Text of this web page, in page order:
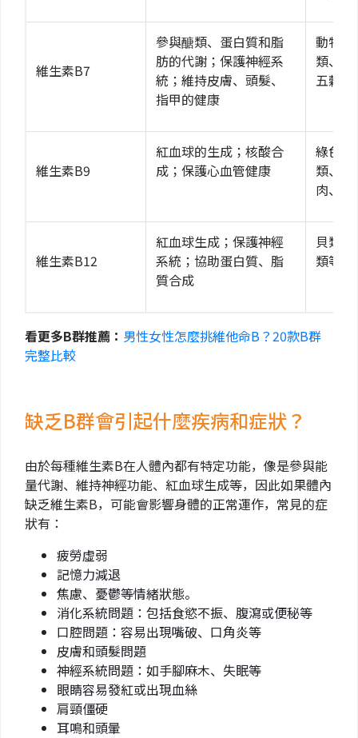
維生素B7
參與醣類、蛋白質和脂
肪的代謝；保護神經系
統；維持皮膚、頭髮、
指甲的健康
動物肝
類、
五穀類
維生素B9
紅血球的生成；核酸合
成；保護心血管健康
綠色蔬
類、
肉、
維生素B12
紅血球生成；保護神經
系統；協助蛋白質、脂
質合成
貝類
類等。
看更多B群推薦： 男性女性怎麼挑維他命B？20款B群
完整比較
缺乏B群會引起什麼疾病和症狀？
由於每種維生素B在人體內都有特定功能，像是參與能
量代謝、維持神經功能、紅血球生成等，因此如果體內
缺乏維生素B，可能會影響身體的正常運作，常見的症
狀有：
疲勞虛弱
記憶力減退
焦慮、憂鬱等情緒狀態。
消化系統問題：包括食慾不振、腹瀉或便秘等
口腔問題：容易出現嘴破、口角炎等
皮膚和頭髮問題
神經系統問題：如手腳麻木、失眠等
眼睛容易發紅或出現血絲
肩頸僵硬
耳鳴和頭暈